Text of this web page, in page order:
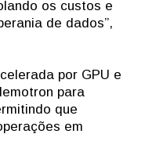
os custos e
de dados”,
por GPU e
para
que
em